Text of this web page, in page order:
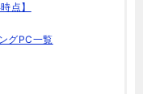
点】
グPC一覧